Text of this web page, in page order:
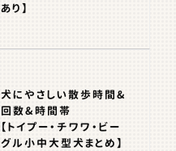
あり】
犬にやさしい散歩時間&
回数&時間帯
【トイプー・チワワ・ビー
グル小中大型犬まとめ】